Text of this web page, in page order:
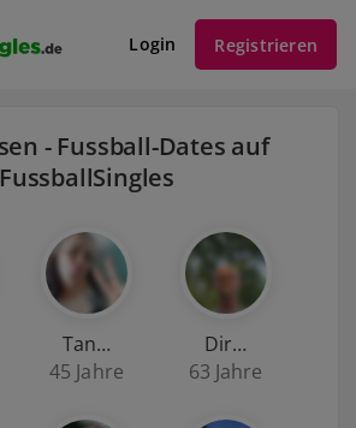
Login Registrieren
- Fussball-Dates auf
FussballSingles
Tan…
45 Jahre
Dir…
63 Jahre